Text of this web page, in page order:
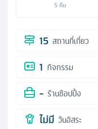
5 คืน
15 สถานที่เที่ยว
1 กิจกรรม
- ร้านช้อปปิ้ง
ไม่มี วันอิสระ